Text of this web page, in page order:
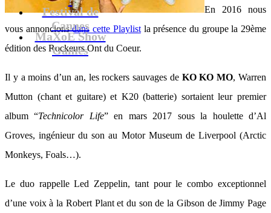
Festival de
Cannes
MaXoE Show
Games
En 2016 nous
vous annoncionsdans cette Playlistla présence du groupe la 29ème
édition des Rockeurs Ont du Coeur.
Il y a moins d’un an, les rockers sauvages de KO KO MO, Warren
Mutton (chant et guitare) et K20 (batterie) sortaient leur premier
album “Technicolor Life” en mars 2017 sous la houlette d’Al
Groves, ingénieur du son au Motor Museum de Liverpool (Arctic
Monkeys, Foals…).
Le duo rappelle Led Zeppelin, tant pour le combo exceptionnel
d’une voix à la Robert Plant et du son de la Gibson de Jimmy Page